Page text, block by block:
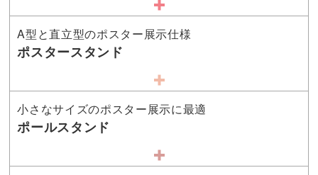
A型と直立型のポスター展示仕様
ポスタースタンド
小さなサイズのポスター展示に最適
ポールスタンド